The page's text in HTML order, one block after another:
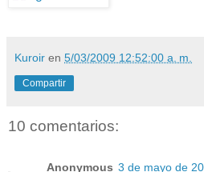
Kuroir en 5/03/2009 12:52:00 a. m.
Compartir
10 comentarios:
Anonymous 3 de mayo de